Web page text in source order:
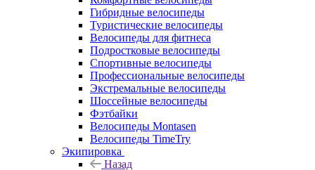
Гибридные велосипеды
Туристические велосипеды
Велосипеды для фитнеса
Подростковые велосипеды
Спортивные велосипеды
Профессиональные велосипеды
Экстремальные велосипеды
Шоссейные велосипеды
Фэтбайки
Велосипеды Montasen
Велосипеды TimeTry
Экипировка
Назад